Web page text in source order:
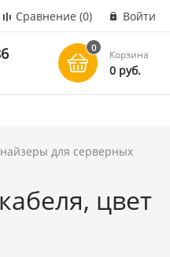
Сравнение (0) Войти
0
Корзина
0 руб.
для серверных
цвет